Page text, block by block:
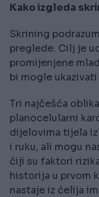
Kako izgleda
Skrining
preglede. Cilj je
promijenjene
bi mogle ukazivati
Tri najčešća
planocelularni
dijelovima tijela
i ruku, ali mogu
čiji su faktori
historija u prvom
nastaje iz ćelija